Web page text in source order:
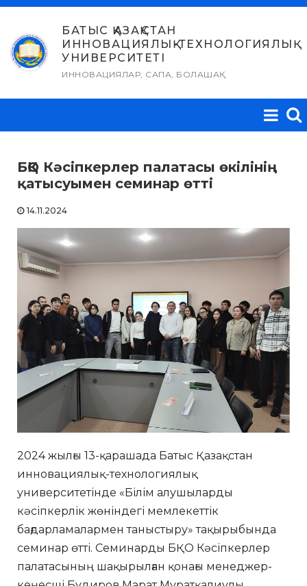
Skip
content
БАТЫС ҚАЗАҚСТАН
ИННОВАЦИЯЛЫҚ-ТЕХНОЛОГИЯЛЫҚ
УНИВЕРСИТЕТІ
ИННОВАЦИЯЛАР, САПА, БОЛАШАҚ
БҚО Кәсіпкерлер палатасы өкілінің
қатысуымен семинар өтті
14.11.2024
2024 жылғы 13-қарашада Батыс Қазақстан
инновациялық-технологиялық
университетінде «Білім алушыларды
кәсіпкерлік жөніндегі мемлекеттік
бағдарламалармен таныстыру» тақырыбында
семинар өтті. Семинарды БҚО Кәсіпкерлер
палатасының шақырылған қонағы менеджер-